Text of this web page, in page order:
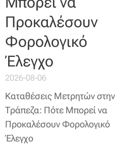
Προκαλέσουν
Φορολογικό
Έλεγχο
2026-08-06
Καταθέσεις Μετρητών στην
Τράπεζα: Πότε Μπορεί να
Προκαλέσουν Φορολογικό
Έλεγχο